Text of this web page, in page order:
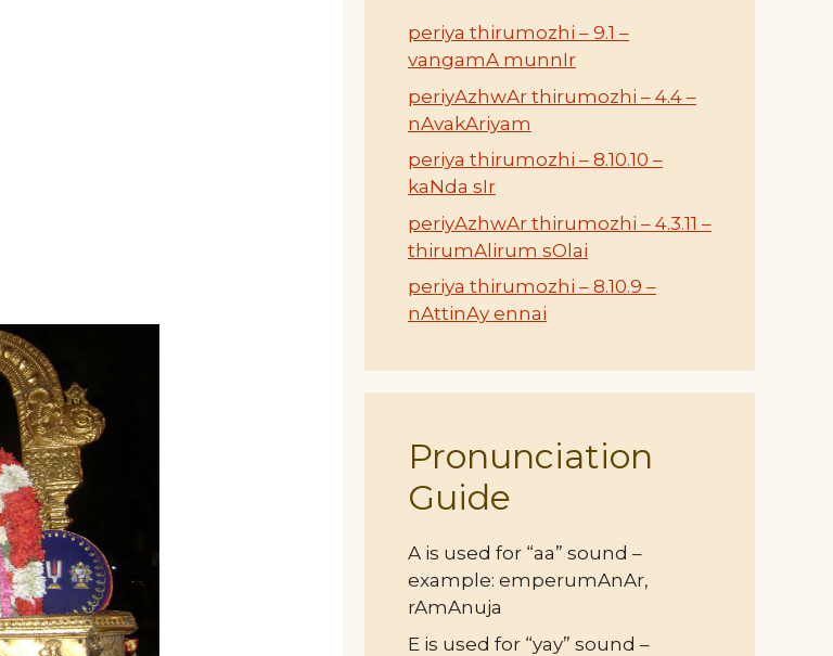
periya thirumozhi – 9.1 –
vangamA munnIr
periyAzhwAr thirumozhi – 4.4 –
nAvakAriyam
periya thirumozhi – 8.10.10 –
kaNda sIr
periyAzhwAr thirumozhi – 4.3.11 –
thirumAlirum sOlai
periya thirumozhi – 8.10.9 –
nAttinAy ennai
Pronunciation
Guide
A is used for “aa” sound –
example: emperumAnAr,
rAmAnuja
E is used for “yay” sound –